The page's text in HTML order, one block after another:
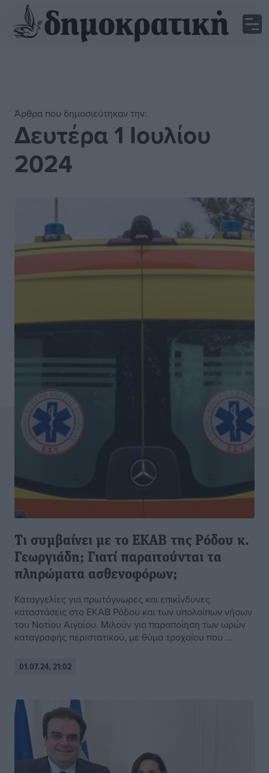
Άρθρα που δημοσιεύτηκαν την:
Δευτέρα 1 Ιουλίου
2024
Τι συμβαίνει με το ΕΚΑΒ της Ρόδου κ.
Γεωργιάδη; Γιατί παραιτούνται τα
πληρώματα ασθενοφόρων;
Καταγγελίες για πρωτόγνωρες και επικίνδυνες
καταστάσεις στο ΕΚΑΒ Ρόδου και των υπολοίπων νήσων
του Νοτίου Αιγαίου. Μιλούν για παραποίηση των ωρών
καταγραφής περιστατικού, με θύμα τροχαίου που ...
01.07.24, 21:02